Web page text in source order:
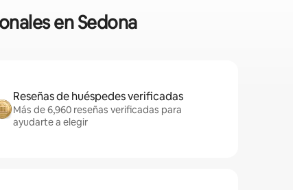
en Sedona
Reseñas de huéspedes verificadas
Más de 6,960 reseñas verificadas para
ayudarte a elegir